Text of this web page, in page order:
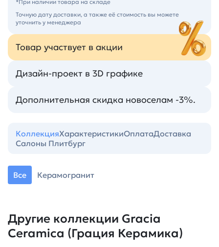
*При наличии товара на складе
Точную дату доставки, а также её стоимость вы можете
уточнить у менеджера
Товар участвует в акции
Дизайн-проект в 3D графике
Дополнительная скидка новоселам -3%.
КоллекцияХарактеристикиОплатаДоставка
Салоны Плитбург
Все Керамогранит
Другие коллекции Gracia
Ceramica (Грация Керамика)